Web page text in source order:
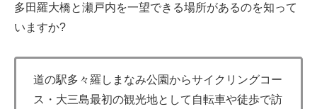
多田羅大橋と瀬戸内を一望できる場所があるのを知って
いますか?
道の駅多々羅しまなみ公園からサイクリングコー
ス・大三島最初の観光地として自転車や徒歩で訪